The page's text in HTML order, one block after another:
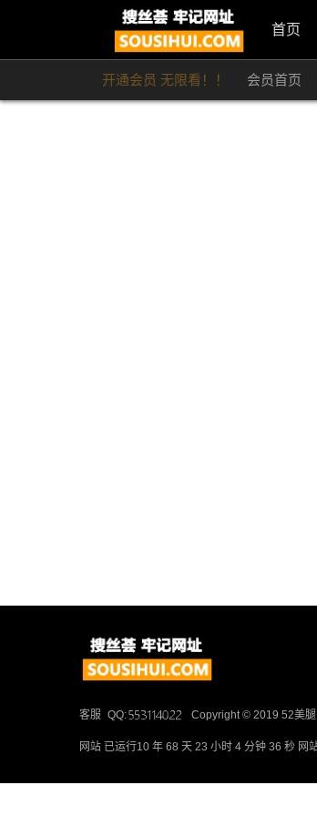
首页
开通会员 无限看！！ 会员首页
客服 QQ: Copyright © 2019 52美
网站 已运行10 年 68 天 23 小时 4 分钟 36 秒 网